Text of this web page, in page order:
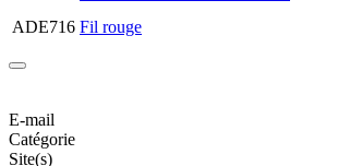
ADE716 Fil rouge
E-mail
Catégorie
Site(s)